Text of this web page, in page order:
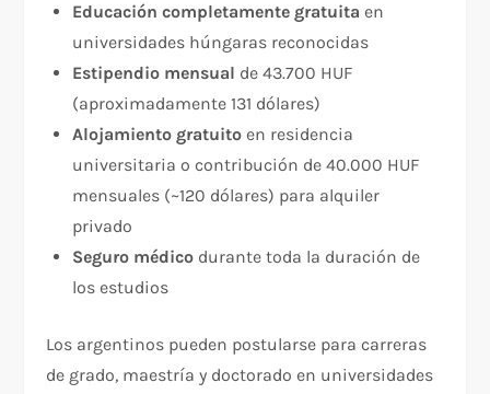
Educación completamente gratuita en
universidades húngaras reconocidas
Estipendio mensual de 43.700 HUF
(aproximadamente 131 dólares)
Alojamiento gratuito en residencia
universitaria o contribución de 40.000 HUF
mensuales (~120 dólares) para alquiler
privado
Seguro médico durante toda la duración de
los estudios
Los argentinos pueden postularse para carreras
de grado, maestría y doctorado en universidades